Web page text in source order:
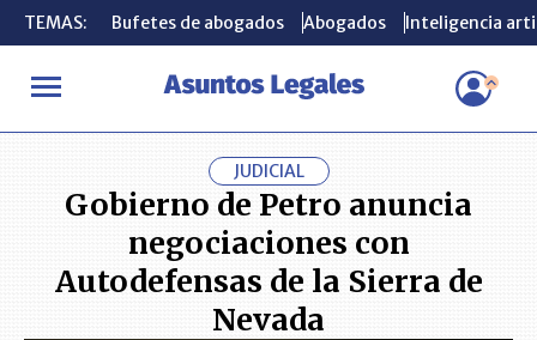
TEMAS: Bufetes de abogados Abogados Inteligencia
INICIO ACTUALIDAD Gobierno de Petro anuncia
TEMAS: Bufetes de abogados Abogados Inteligencia
JUDICIAL
Gobierno de Petro anuncia
negociaciones con
Autodefensas de la Sierra de
Nevada